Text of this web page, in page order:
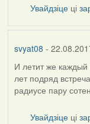
(госць)
Увайдзіце ці
svyat08 -
In
reply
to
И летит же
лет подряд
радиусе пару
Увайдзіце ці